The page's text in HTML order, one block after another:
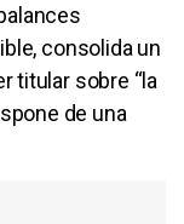
consolida un
titular sobre “la
de una